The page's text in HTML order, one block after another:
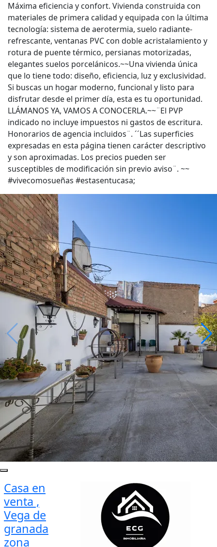
Máxima eficiencia y confort. Vivienda construida con
materiales de primera calidad y equipada con la última
tecnología: sistema de aerotermia, suelo radiante-
refrescante, ventanas PVC con doble acristalamiento y
rotura de puente térmico, persianas motorizadas,
elegantes suelos porcelánicos.~~Una vivienda única
que lo tiene todo: diseño, eficiencia, luz y exclusividad.
Si buscas un hogar moderno, funcional y listo para
disfrutar desde el primer día, esta es tu oportunidad.
LLÁMANOS YA, VAMOS A CONOCERLA.~~¨El PVP
indicado no incluye impuestos ni gastos de escritura.
Honorarios de agencia incluidos¨. ´´Las superficies
expresadas en esta página tienen carácter descriptivo
y son aproximadas. Los precios pueden ser
susceptibles de modificación sin previo aviso¨. ~~
#vivecomosueñas #estasentucasa;
Casa en
venta ,
Vega de
granada
zona